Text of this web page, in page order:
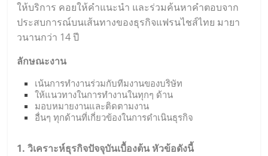
ให้บริการ คอยให้คำแนะนำ และร่วมค้นหาคำตอบจาก
ประสบการณ์บนเส้นทางของธุรกิจแฟรนไชส์ไทย มายา
วนานกว่า 14 ปี
ลักษณะงาน
เน้นการทำงานร่วมกับทีมงานของบริษัท
ให้แนวทางในการทำงานในทุกๆ ด้าน
มอบหมายงานและติดตามงาน
อื่นๆ ทุกด้านที่เกี่ยวข้องในการดำเนินธุรกิจ
1. วิเคราะห์ธุรกิจปัจจุบันเบื้องต้น หัวข้อดังนี้